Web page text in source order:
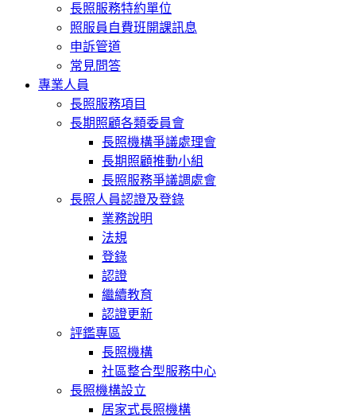
長照服務特約單位
照服員自費班開課訊息
申訴管道
常見問答
專業人員
長照服務項目
長期照顧各類委員會
長照機構爭議處理會
長期照顧推動小組
長照服務爭議調處會
長照人員認證及登錄
業務說明
法規
登錄
認證
繼續教育
認證更新
評鑑專區
長照機構
社區整合型服務中心
長照機構設立
居家式長照機構